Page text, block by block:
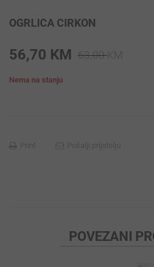
OGRLICA CIRKON
63,00
56,70 KM
Nema na stanju
POVEZANI